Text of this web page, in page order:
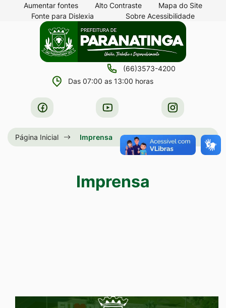
Seção
atalhos
acessibilidade
para
conteúdo
para
menu
[alt+2]
[alt+4]
Aumentar fontes Alto Contraste
Mapa do Site
Fonte para Dislexia
Sobre Acessibilidade
Seção
menu
principal
principal
(66)3573-4200
Das 07:00 as 13:00 horas
Acessar
a
Rede
Acessar
a
Rede
Social
Acessar
a
Rede
Social
Página Inicial Imprensa
Imprensa
Seção do Rodapé e Ouvidoria/